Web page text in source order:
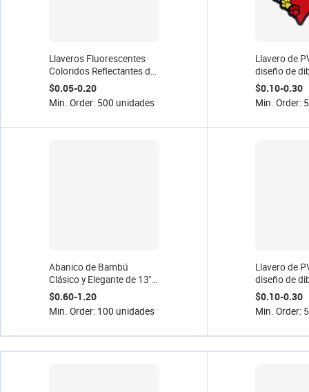
Llaveros Fluorescentes
Coloridos Reflectantes de
PVC Suave 3D que Brillan
en la Oscuridad,
Reciclables, Hechos a
$0.05-0.20
Min. Order: 500 unidades
Llavero de
diseño de
animados,
impreso
$0.10-0.30
Min. Order:
Abanico de Bambú
Clásico y Elegante de 13''
con Logotipo
Personalizado, Impreso y
con Diseño Hueco, Regalo
$0.60-1.20
Min. Order: 100 unidades
Llavero de
diseño de
animados,
impreso
$0.10-0.30
Min. Order: